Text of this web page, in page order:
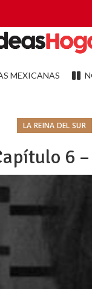
MEXICANAS
LA REINA DEL SUR
6